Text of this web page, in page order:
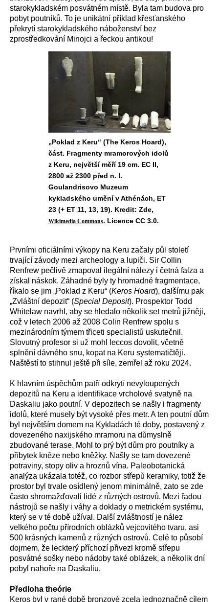
starokykladském posvátném místě. Byla tam budova pro
pobyt poutníků. To je unikátní příklad křesťanského
překrytí starokykladského náboženství bez
zprostředkování Minojci a řeckou antikou!
„Poklad z Keru“ (The Keros Hoard),
část. Fragmenty mramorových idolů
z Keru, největší měří 19 cm. EC II,
2800 až 2300 před n. l.
Goulandrisovo Muzeum
kykladského umění v Athénách, ET
23 (+ ET 11, 13, 19). Kredit: Zde,
Wikimedia Commons. Licence CC 3.0.
Prvními oficiálními výkopy na Keru začaly půl století
trvající závody mezi archeology a lupiči. Sir Collin
Renfrew pečlivě zmapoval ilegální nálezy i četná falza a
získal náskok. Záhadné byly ty hromadné fragmentace,
říkalo se jim „Poklad z Keru“ (Keros Hoard), dalšímu pak
„Zvláštní depozit“ (Special Deposit). Prospektor Todd
Whitelaw navrhl, aby se hledalo několik set metrů jižněji,
což v letech 2006 až 2008 Colin Renfrew spolu s
mezinárodním týmem třiceti specialistů uskutečnil.
Slovutný profesor si už mohl leccos dovolit, včetně
splnění dávného snu, kopat na Keru systematičtěji.
Naštěstí to stihnul ještě při síle, zemřel až roku 2024.
K hlavním úspěchům patří odkrytí nevyloupených
depozitů na Keru a identifikace vrcholové svatyně na
Daskaliu jako poutní. V depozitech se našly i fragmenty
idolů, které musely být vysoké přes metr. A ten poutní dům
byl největším domem na Kykladách té doby, postavený z
dovezeného naxijského mramoru na důmyslně
zbudované terase. Mohl to prý být dům pro poutníky a
příbytek kněze nebo kněžky. Našly se tam dovezené
potraviny, stopy oliv a hroznů vína. Paleobotanická
analýza ukázala totéž, co rozbor střepů keramiky, totiž že
prostor byl trvale osídlený jenom minimálně, zato se zde
často shromažďovali lidé z různých ostrovů. Mezi řadou
nástrojů se našly i váhy a doklady o metrickém systému,
který se v té době užíval. Další zvláštností je nález
velkého počtu přírodních oblázků vejcovitého tvaru, asi
500 krásných kamenů z různých ostrovů. Celé to působí
dojmem, že leckterý příchozí přivezl kromě střepu
posvátné sošky nebo nádoby také oblázek, a několik dní
pobyl nahoře na Daskaliu.
Předloha theórie
Keros byl v rané době bronzové zcela jednoznačně cílem